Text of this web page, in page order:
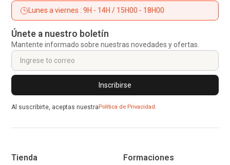
Lunes a viernes : 9H - 14H / 15H00 - 18H00
Únete a nuestro boletín
Mantente informado sobre nuestras novedades y ofertas.
Al suscribirte, aceptas nuestra Política de Privacidad.
Tienda Formaciones